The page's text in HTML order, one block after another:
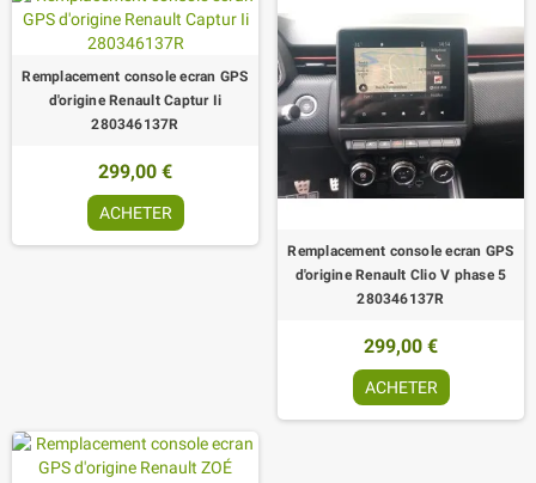
Remplacement console ecran GPS
d'origine Renault Captur Ii
280346137R
299,00 €
ACHETER
Remplacement console ecran GPS
d'origine Renault Clio V phase 5
280346137R
299,00 €
ACHETER